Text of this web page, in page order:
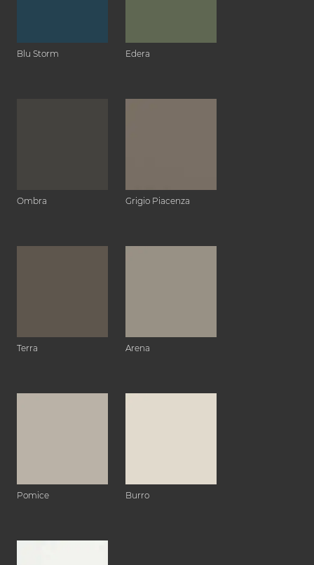
Blu Storm Edera
Ombra Grigio Piacenza
Terra Arena
Pomice Burro